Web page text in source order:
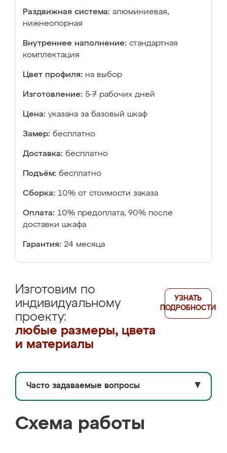
Раздвижная система: алюминиевая,
нижнеопорная
Внутреннее наполнение: стандартная
комплектация
Цвет профиля: на выбор
Изготовление: 5-7 рабочих дней
Цена: указана за базовый шкаф
Замер: бесплатно
Доставка: бесплатно
Подъём: бесплатно
Сборка: 10% от стоимости заказа
Оплата: 10% предоплата, 90% после
доставки шкафа
Гарантия: 24 месяца
Изготовим по
индивидуальному
проекту:
любые размеры, цвета
и материалы
УЗНАТЬ
ПОДРОБНОСТИ
Часто задаваемые вопросы ▼
Схема работы